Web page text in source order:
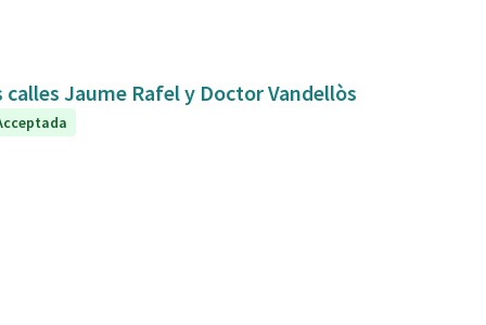
Jaume Rafel y Doctor Vandellòs